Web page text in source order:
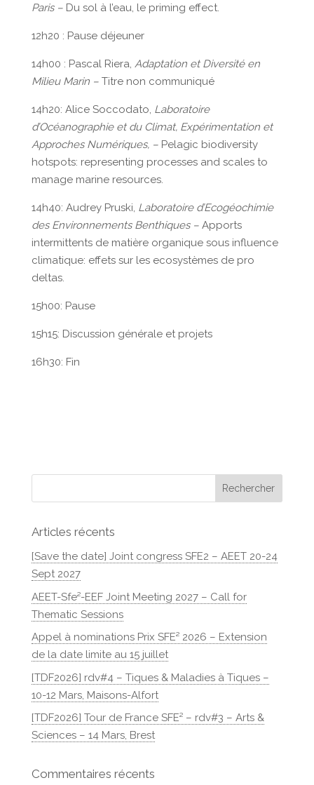
Paris – Du sol à l’eau, le priming effect.
12h20 : Pause déjeuner
14h00 : Pascal Riera, Adaptation et Diversité en
Milieu Marin – Titre non communiqué
14h20: Alice Soccodato, Laboratoire
d’Océanographie et du Climat, Expérimentation et
Approches Numériques, – Pelagic biodiversity
hotspots: representing processes and scales to
manage marine resources.
14h40: Audrey Pruski, Laboratoire d’Ecogéochimie
des Environnements Benthiques – Apports
intermittents de matière organique sous influence
climatique: effets sur les ecosystèmes de pro
deltas.
15h00: Pause
15h15: Discussion générale et projets
16h30: Fin
Articles récents
[Save the date] Joint congress SFE2 – AEET 20-24
Sept 2027
AEET-Sfe²-EEF Joint Meeting 2027 – Call for
Thematic Sessions
Appel à nominations Prix SFE² 2026 – Extension
de la date limite au 15 juillet
[TDF2026] rdv#4 – Tiques & Maladies à Tiques –
10-12 Mars, Maisons-Alfort
[TDF2026] Tour de France SFE² – rdv#3 – Arts &
Sciences – 14 Mars, Brest
Commentaires récents